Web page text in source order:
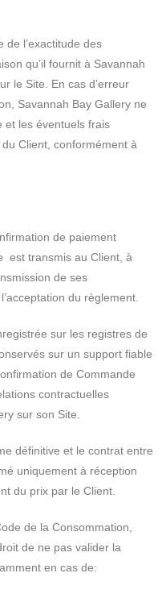
de l’exactitude des
qu’il fournit à Savannah
le Site. En cas d’erreur
Savannah Bay Gallery ne
et les éventuels frais
Client, conformément à
de paiement
est transmis au Client, à
de ses
du règlement.
sur les registres de
sur un support fiable
de Commande
contractuelles
sur son Site.
définitive et le contrat entre
uniquement à réception
du prix par le Client.
de la Consommation,
de ne pas valider la
en cas de: